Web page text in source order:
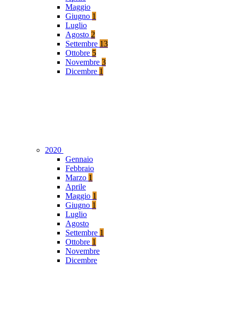
Maggio
Giugno 1
Luglio
Agosto 2
Settembre 13
Ottobre 5
Novembre 3
Dicembre 1
2020
Gennaio
Febbraio
Marzo 1
Aprile
Maggio 1
Giugno 1
Luglio
Agosto
Settembre 1
Ottobre 1
Novembre
Dicembre